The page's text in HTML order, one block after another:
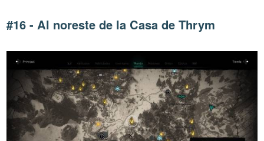
#16 - Al noreste de la Casa de Thrym